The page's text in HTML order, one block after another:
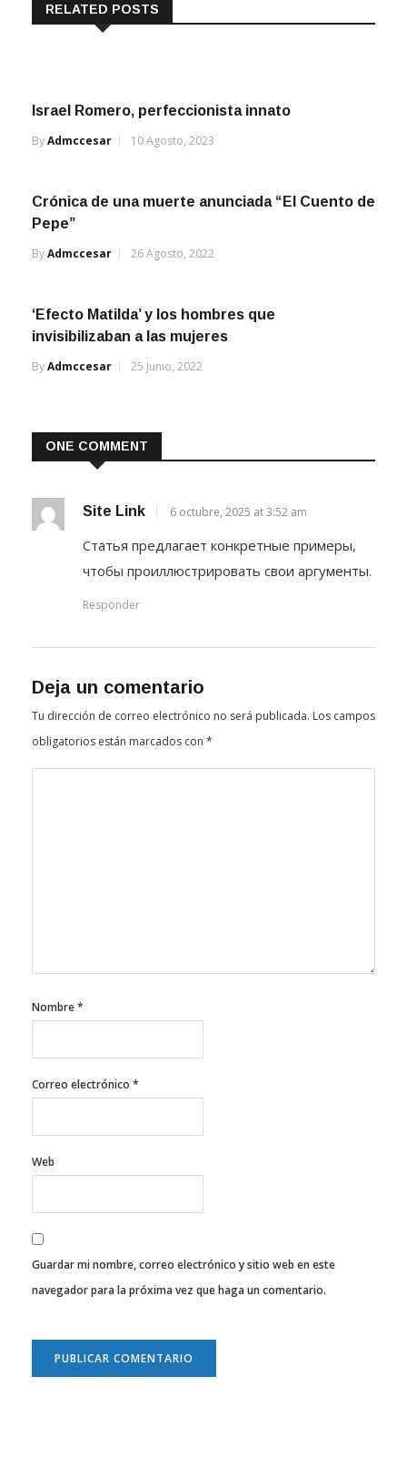
RELATED POSTS
Israel Romero, perfeccionista innato
ByAdmccesar 10 Agosto, 2023
Crónica de una muerte anunciada “El Cuento de
Pepe”
ByAdmccesar 26 Agosto, 2022
‘Efecto Matilda’ y los hombres que
invisibilizaban a las mujeres
ByAdmccesar 25 Junio, 2022
ONE COMMENT
Site Link 6 octubre, 2025 at 3:52 am
Статья предлагает конкретные примеры,
чтобы проиллюстрировать свои аргументы.
Responder
Deja un comentario
Tu dirección de correo electrónico no será publicada. Los campos
obligatorios están marcados con *
Nombre*
Correo electrónico *
Web
Guardar mi nombre, correo electrónico y sitio web en este
navegador para la próxima vez que haga un comentario.